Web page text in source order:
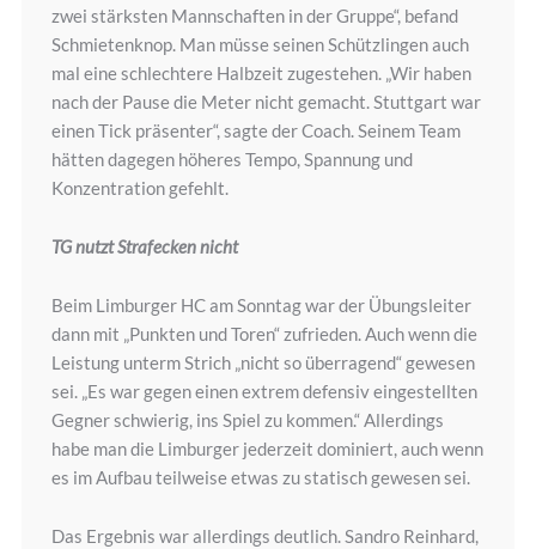
zwei stärksten Mannschaften in der Gruppe“, befand
Schmietenknop. Man müsse seinen Schützlingen auch
mal eine schlechtere Halbzeit zugestehen. „Wir haben
nach der Pause die Meter nicht gemacht. Stuttgart war
einen Tick präsenter“, sagte der Coach. Seinem Team
hätten dagegen höheres Tempo, Spannung und
Konzentration gefehlt.
TG nutzt Strafecken nicht
Beim Limburger HC am Sonntag war der Übungsleiter
dann mit „Punkten und Toren“ zufrieden. Auch wenn die
Leistung unterm Strich „nicht so überragend“ gewesen
sei. „Es war gegen einen extrem defensiv eingestellten
Gegner schwierig, ins Spiel zu kommen.“ Allerdings
habe man die Limburger jederzeit dominiert, auch wenn
es im Aufbau teilweise etwas zu statisch gewesen sei.
Das Ergebnis war allerdings deutlich. Sandro Reinhard,